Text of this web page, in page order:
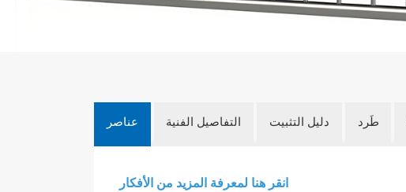
عناصر التفاصيل الفنية دليل التثبيت طَرد
انقر هنا لمعرفة المزيد من الأفكار